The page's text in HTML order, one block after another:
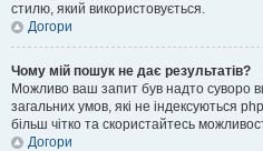
стилю, який використовується.
Догори
Чому мій пошук не дає результатів?
Можливо ваш запит був надто суворо
загальних умов, які не індексуються
більш чітко та скористайтесь
Догори